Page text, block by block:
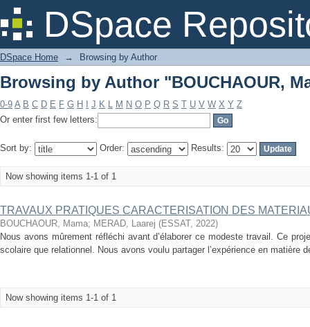
DSpace
Browsing by Author "BOUCHAOUR,
DSpace Home → Browsing by Author
Browsing by Author "BOUCHAOUR,
0-9 A B C D E F G H J K L M N O P Q R S T U V W X Y Z
Or enter first few letters:
Sort by: Order: Results:
Now showing items 1-1 of 1
TRAVAUX PRATIQUES CARACTERISATION DES
BOUCHAOUR, Mama; MERAD, Laarej (ESSAT, 2022)
Nous avons mûrement réfléchi avant d’élaborer ce modeste travail. Ce
scolaire que relationnel. Nous avons voulu partager l’expérience en matière
Now showing items 1-1 of 1